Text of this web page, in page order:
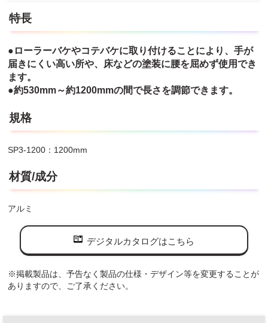
特長
●ローラーバケやコテバケに取り付けることにより、手が
届きにくい高い所や、床などの塗装に腰を屈めず使用でき
ます。
●約530mm～約1200mmの間で長さを調節できます。
規格
SP3-1200：1200mm
材質/成分
アルミ
デジタルカタログはこちら
※掲載製品は、予告なく製品の仕様・デザイン等を変更することが
ありますので、ご了承ください。